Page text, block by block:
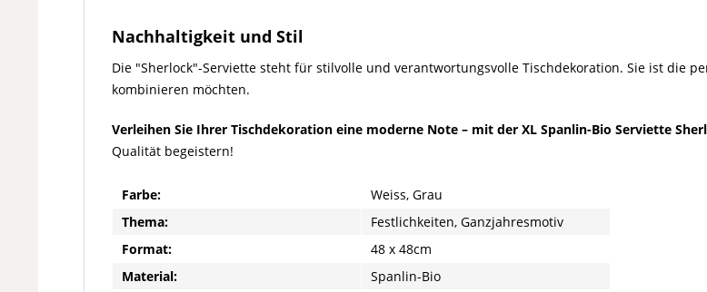
Nachhaltigkeit und Stil
Die "Sherlock"-Serviette steht für stilvolle und verantwortungsvolle Tischdekoration. Sie ist die
kombinieren möchten.
Verleihen Sie Ihrer Tischdekoration eine moderne Note – mit der XL Spanlin-Bio Serviette
Qualität begeistern!
Farbe:
Weiss, Grau
Thema:
Festlichkeiten, Ganzjahresmotiv
Format:
48 x 48cm
Material:
Spanlin-Bio